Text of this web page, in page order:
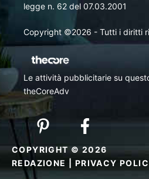
legge n. 62 del 07.03.2001
Copyright ©2026 - Tutti i diritti
Le attività pubblicitarie su
theCoreAdv
COPYRIGHT © 2026
REDAZIONE
PRIVACY